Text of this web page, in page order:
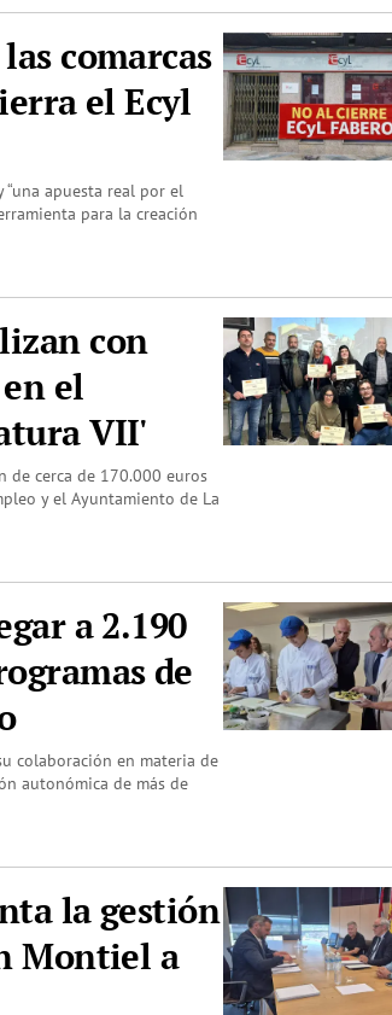
comarcas
el Ecyl
apuesta real por el
para la creación
con
el
VII'
de cerca de 170.000 euros
y el Ayuntamiento de La
a 2.190
de
colaboración en materia de
autonómica de más de
la gestión
Montiel a